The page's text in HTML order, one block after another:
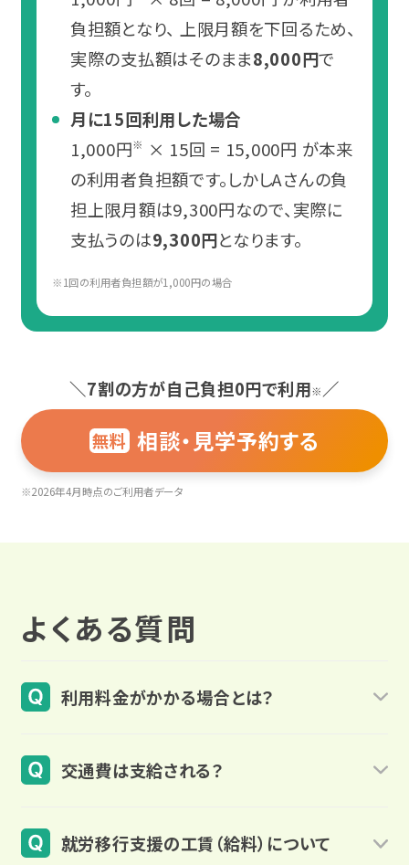
負担額となり、 上限月額を下回るため、
実際の支払額はそのまま8,000円で
す。
月に15回利用した場合
1,000円※
× 15回 = 15,000円 が本来
の利用者負担額です。しかしAさんの負
担上限月額は9,300円なので、実際に
支払うのは9,300円となります。
※1回の利用者負担額が1,000円の場合
＼7割の方が自己負担0円で利用※ ／
無料 相談・見学予約する
※2026年4月時点のご利用者データ
よくある質問
利用料金がかかる場合とは？
1日～12月31日）で「住民税課税対象」となってい
ます。
交通費は支給される？
原則として自己負担となります。ただし、一部の自
就労移行支援の工賃（給料）について